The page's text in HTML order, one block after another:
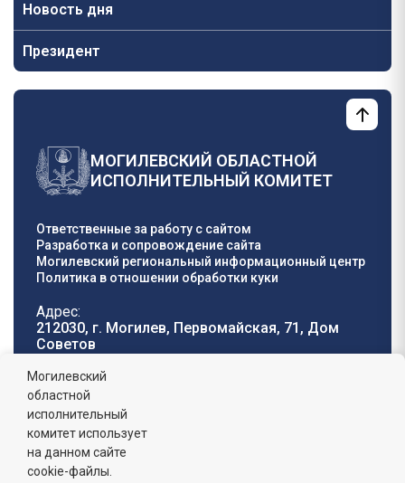
Новость дня
Президент
МОГИЛЕВСКИЙ ОБЛАСТНОЙ
ИСПОЛНИТЕЛЬНЫЙ КОМИТЕТ
Ответственные за работу с сайтом
Разработка и сопровождение сайта
Могилевский региональный информационный центр
Политика в отношении обработки куки
Адрес:
212030, г. Могилев, Первомайская, 71, Дом
Cоветов
Телефон горячей
линии:
8 (0222) 71-32-55
График работы:
пн-пт: 8.00 - 17.00, сб-вс: выходной,
обеденный перерыв: 13:00 - 14:00
Могилевский
областной
исполнительный
комитет использует
на данном сайте
cookie-файлы.